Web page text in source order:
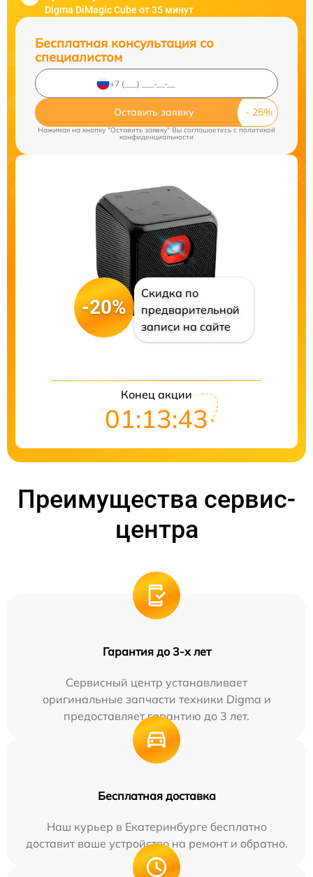
Digma DiMagic Cube от 35 минут
Бесплатная консультация со
специалистом
Оставить заявку
Нажимая на кнопку "Оставить заявку" Вы соглашаетесь c политикой
конфиденциальности
-20%
Скидка по
предварительной
записи на сайте
Конец акции
01:13:42
Преимущества сервис-
центра
Гарантия до 3-х лет
Сервисный центр устанавливает
оригинальные запчасти техники Digma и
предоставляет гарантию до 3 лет.
Бесплатная доставка
Наш курьер в Екатеринбурге бесплатно
доставит ваше устройство на ремонт и обратно.